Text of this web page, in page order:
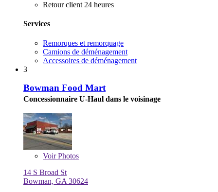
Retour client 24 heures
Services
Remorques et remorquage
Camions de déménagement
Accessoires de déménagement
3
Bowman Food Mart
Concessionnaire U-Haul dans le voisinage
VoirPhotos
14 S Broad St
Bowman, GA 30624